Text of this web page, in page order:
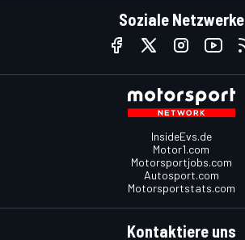
Soziale Netzwerke
InsideEvs.de
Motor1.com
Motorsportjobs.com
Autosport.com
Motorsportstats.com
Kontaktiere uns